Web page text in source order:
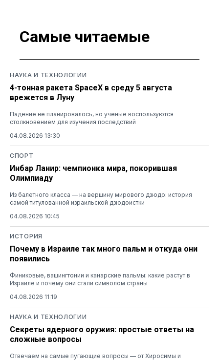
Самые читаемые
НАУКА И ТЕХНОЛОГИИ
4-тонная ракета SpaceX в среду 5 августа
врежется в Луну
Падение не планировалось, но ученые воспользуются
столкновением для изучения последствий
04.08.2026 13:30
СПОРТ
Инбар Ланир: чемпионка мира, покорившая
Олимпиаду
Из балетного класса — на вершину мирового дзюдо: история
самой титулованной израильской дзюдоистки
04.08.2026 10:45
ИСТОРИЯ
Почему в Израиле так много пальм и откуда они
появились
Финиковые, вашингтонии и канарские пальмы: какие растут в
Израиле и почему они стали символом страны
04.08.2026 11:19
НАУКА И ТЕХНОЛОГИИ
Секреты ядерного оружия: простые ответы на
сложные вопросы
Отвечаем на самые пугающие вопросы — от Хиросимы и